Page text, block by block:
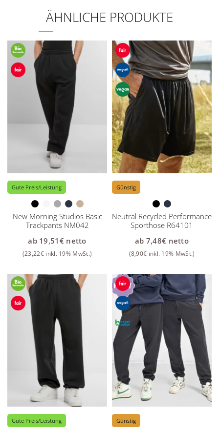
ÄHNLICHE PRODUKTE
Gute Preis/Leistung
New Morning Studios Basic
Trackpants NM042
ab 19,51 €netto
(23,22€ inkl. 19% MwSt.)
Günstig
Neutral Recycled Performance
Sporthose R64101
ab 7,48€ netto
(8,90€ inkl. 19% MwSt.)
Gute Preis/Leistung Günstig